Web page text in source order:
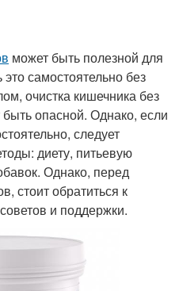
может быть полезной для
самостоятельно без
очистка кишечника без
опасной. Однако, если
следует
диету, питьевую
Однако, перед
стоит обратиться к
и поддержки.